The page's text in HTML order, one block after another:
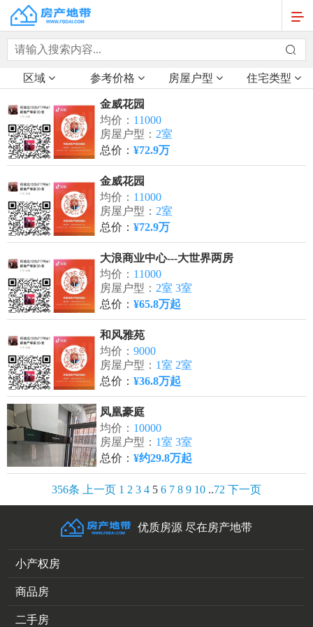
区域 参考价格 房屋户型 住宅类型
金威花园
均价： 11000
房屋户型： 2室
总价：¥72.9万
金威花园
均价： 11000
房屋户型： 2室
总价：¥72.9万
大浪商业中心---大世界两房
均价： 11000
房屋户型： 2室 3室
总价：¥65.8万起
和风雅苑
均价：9000
房屋户型： 1室 2室
总价：¥36.8万起
凤凰豪庭
均价： 10000
房屋户型： 1室 3室
总价：¥约29.8万起
356条 上一页 1 2 3 4 5 6 7 8 9 10 ..72 下一页
优质房源 尽在房产地带
小产权房
商品房
二手房